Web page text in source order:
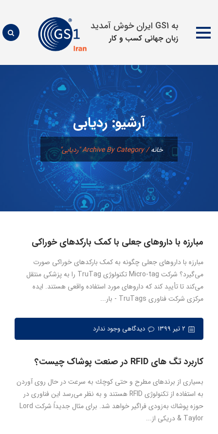
به GS1 ایران خوش آمدید
زبان جهانی كسب و كار
محتوا
آرشیو:ردیابی
خانه/Archive By Category "ردیابی"
مبارزه با داروهای جعلی با کمک بارکدهای خوراکی
مبارزه با داروهای جعلی چگونه به کمک بارکدهای خوراکی صورت
می‌گیرد؟ شرکت Micro-tag تکنولوژی TruTag را به پزشکی منتقل
می‌کند تا تأیید کند که داروهای مورد استفاده واقعی هستند. ایده
مرکزی شرکت فناوری TruTags - بار...
دیدگاهی وجود ندارد
کاربرد تگ های RFID در صنعت پوشاک چیست؟
بسیاری از برندهای مطرح و حتی كوچك به ‌سرعت در حال روی آوردن
به استفاده از تكنولوژی RFID هستند و به نظر می‌رسد این فناوری در
حوزه پوشاك به‌زودی فراگیر خواهد شد. برای مثال جدیداً شركت Lord
& Taylor دریکی از...